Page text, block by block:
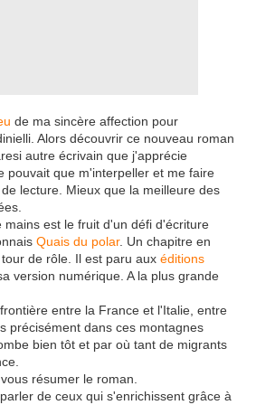
de ma sincère affection pour
Alors découvrir ce nouveau roman
autre écrivain que j'apprécie
pouvait que m'interpeller et me faire
lecture. Mieux que la meilleure des
est le fruit d'un défi d'écriture
Quais du polar. Un chapitre en
de rôle. Il est paru aux éditions
version numérique. A la plus grande
entre la France et l'Italie, entre
précisément dans ces montagnes
bien tôt et par où tant de migrants
résumer le roman.
de ceux qui s'enrichissent grâce à